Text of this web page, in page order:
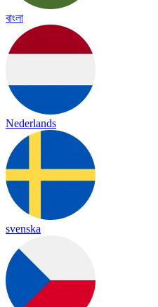
বাংলা
Nederlands
svenska